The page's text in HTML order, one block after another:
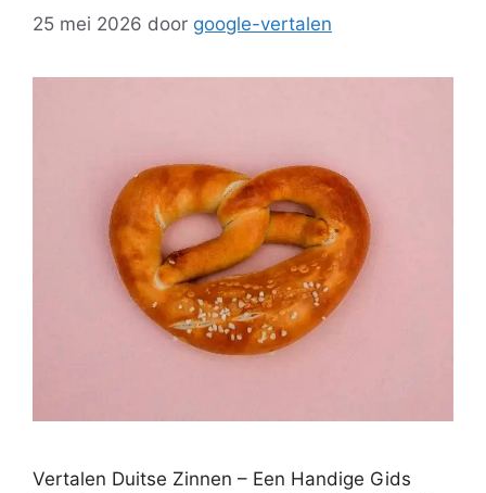
25 mei 2026 door google-vertalen
Vertalen Duitse Zinnen – Een Handige Gids